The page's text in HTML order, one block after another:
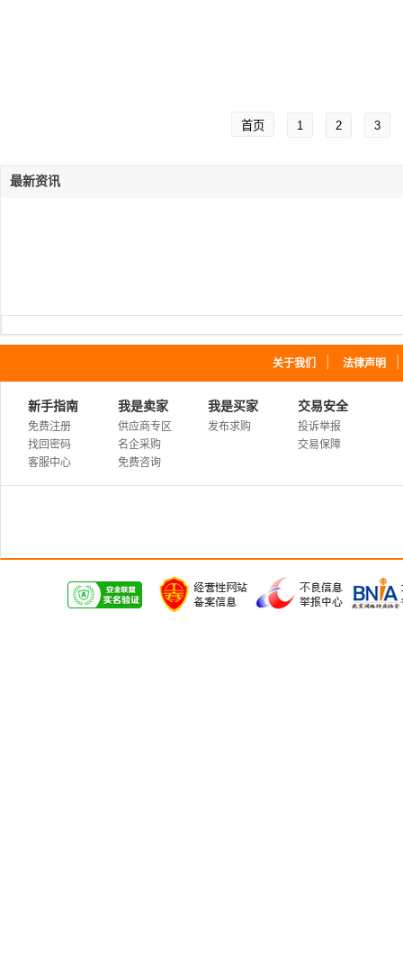
首页 1 2 3
最新资讯
关于我们 法律声明
新手指南
免费注册
找回密码
客服中心
我是卖家
供应商专区
名企采购
免费咨询
我是买家
发布求购
交易安全
投诉举报
交易保障